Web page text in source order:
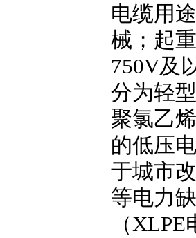
电缆用
械；起
750V及
分为轻
聚氯乙
的低压
于城市
等电力
（XLPE